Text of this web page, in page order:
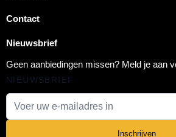
Contact
Nieuwsbrief
Geen aanbiedingen missen? Meld je aan
NIEUWSBRIEF
Inschrijven